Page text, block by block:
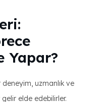
Yapar?
uzmanlık ve
elde edebilirler.